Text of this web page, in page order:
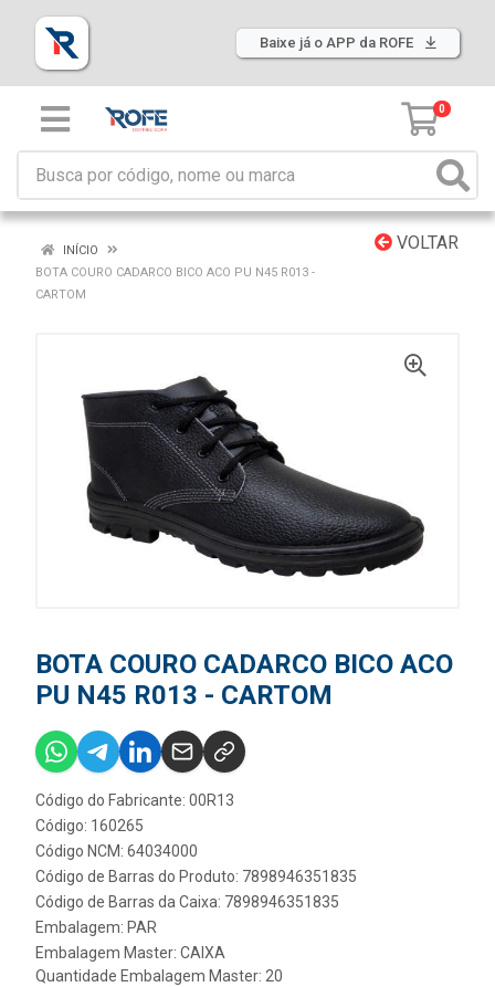
Baixe já o APP da ROFE
0
VOLTAR
INÍCIO
BOTA COURO CADARCO BICO ACO PU N45 R013 -
CARTOM
BOTA COURO CADARCO BICO ACO
PU N45 R013 - CARTOM
Código do Fabricante: 00R13
Código: 160265
Código NCM: 64034000
Código de Barras do Produto: 7898946351835
Código de Barras da Caixa: 7898946351835
Embalagem: PAR
Embalagem Master: CAIXA
Quantidade Embalagem Master: 20